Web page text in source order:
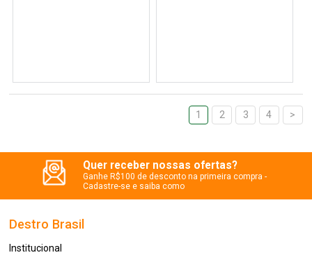
1 2 3 4 >
Quer receber nossas ofertas?
Ganhe R$100 de desconto na primeira compra -
Cadastre-se e saiba como
Destro Brasil
Institucional